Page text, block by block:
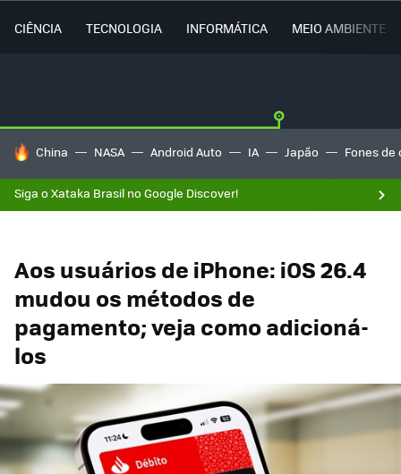
CIÊNCIA TECNOLOGIA INFORMÁTICA MEIO AMBIENTE
TENDÊNCIAS DO DIA
China NASA Android Auto IA Japão Fones de
Siga o Xataka Brasil no Google Discover!
Aos usuários de iPhone: iOS 26.4
mudou os métodos de
pagamento; veja como adicioná-
los